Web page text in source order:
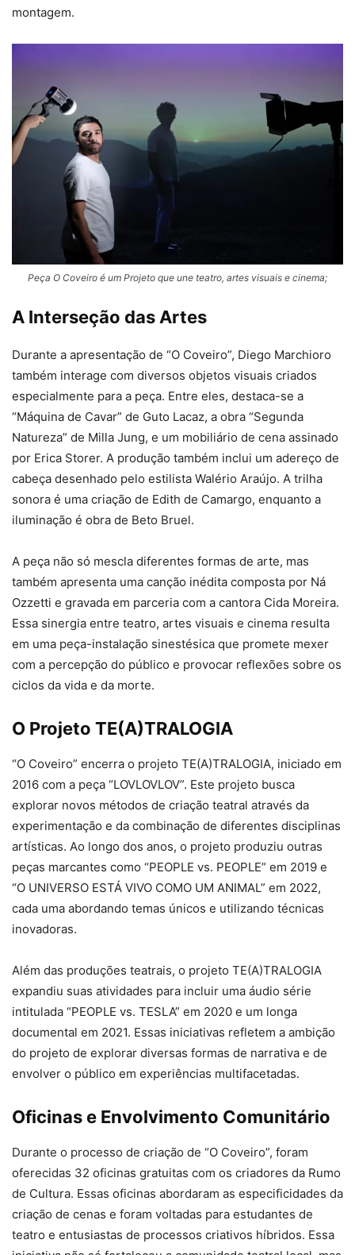
montagem.
Peça O Coveiro é um Projeto que une teatro, artes visuais e cinema;
A Interseção das Artes
Durante a apresentação de “O Coveiro”, Diego Marchioro
também interage com diversos objetos visuais criados
especialmente para a peça. Entre eles, destaca-se a
“Máquina de Cavar” de Guto Lacaz, a obra “Segunda
Natureza” de Milla Jung, e um mobiliário de cena assinado
por Erica Storer. A produção também inclui um adereço de
cabeça desenhado pelo estilista Walério Araújo. A trilha
sonora é uma criação de Edith de Camargo, enquanto a
iluminação é obra de Beto Bruel.
A peça não só mescla diferentes formas de arte, mas
também apresenta uma canção inédita composta por Ná
Ozzetti e gravada em parceria com a cantora Cida Moreira.
Essa sinergia entre teatro, artes visuais e cinema resulta
em uma peça-instalação sinestésica que promete mexer
com a percepção do público e provocar reflexões sobre os
ciclos da vida e da morte.
O Projeto TE(A)TRALOGIA
“O Coveiro” encerra o projeto TE(A)TRALOGIA, iniciado em
2016 com a peça “LOVLOVLOV”. Este projeto busca
explorar novos métodos de criação teatral através da
experimentação e da combinação de diferentes disciplinas
artísticas. Ao longo dos anos, o projeto produziu outras
peças marcantes como “PEOPLE vs. PEOPLE” em 2019 e
“O UNIVERSO ESTÁ VIVO COMO UM ANIMAL” em 2022,
cada uma abordando temas únicos e utilizando técnicas
inovadoras.
Além das produções teatrais, o projeto TE(A)TRALOGIA
expandiu suas atividades para incluir uma áudio série
intitulada “PEOPLE vs. TESLA” em 2020 e um longa
documental em 2021. Essas iniciativas refletem a ambição
do projeto de explorar diversas formas de narrativa e de
envolver o público em experiências multifacetadas.
Oficinas e Envolvimento Comunitário
Durante o processo de criação de “O Coveiro”, foram
oferecidas 32 oficinas gratuitas com os criadores da Rumo
de Cultura. Essas oficinas abordaram as especificidades da
criação de cenas e foram voltadas para estudantes de
teatro e entusiastas de processos criativos híbridos. Essa